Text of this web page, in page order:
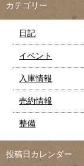
カテゴリー
日記
イベント
入庫情報
売約情報
整備
投稿日カレンダー